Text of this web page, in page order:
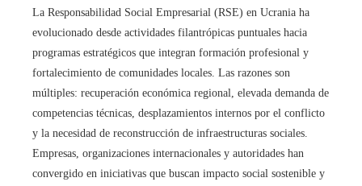
La Responsabilidad Social Empresarial (RSE) en Ucrania ha
evolucionado desde actividades filantrópicas puntuales hacia
programas estratégicos que integran formación profesional y
fortalecimiento de comunidades locales. Las razones son
múltiples: recuperación económica regional, elevada demanda de
competencias técnicas, desplazamientos internos por el conflicto
y la necesidad de reconstrucción de infraestructuras sociales.
Empresas, organizaciones internacionales y autoridades han
convergido en iniciativas que buscan impacto social sostenible y